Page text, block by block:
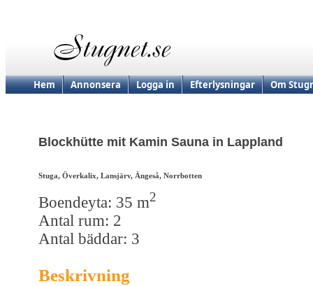
Hem Annonsera Logga in Efterlysningar Om
Blockhütte mit Kamin Sauna in Lappland
Stuga, Överkalix, Lansjärv, Ängeså, Norrbotten
Boendeyta: 35 m2
Antal rum: 2
Antal bäddar: 3
Beskrivning